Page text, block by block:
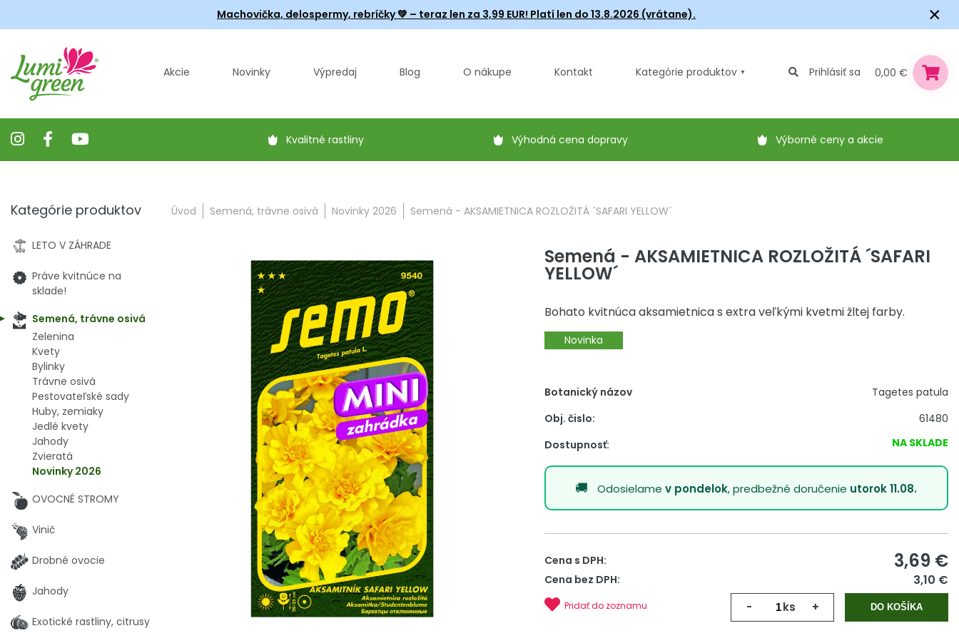
Machovička, delospermy, rebríčky💚 – teraz len za 3,99 EUR! Platí len do 13.8.2026 (vrátane). ×
Akcie Novinky Výpredaj Blog O nákupe Kontakt Kategórie produktov Prihlásiť sa 0,00 €
Kvalitné rastliny Výhodná cena dopravy Výborné ceny a akcie
Úvod Semená, trávne osivá Novinky 2026 Semená - AKSAMIETNICA ROZLOŽITÁ ´SAFARI YELLOW´
Semená - AKSAMIETNICA ROZLOŽITÁ ´SAFARI
YELLOW´
Bohato kvitnúca aksamietnica s extra veľkými kvetmi žltej farby.
Novinka
Botanický názov
Tagetes patula
Obj. čislo:
61480
Dostupnosť:
NA SKLADE
Odosielamev pondelok, predbežné doručenie utorok 11.08.
Cena s DPH: 3,69 €
Cena bez DPH: 3,10 €
- ks + DO KOŠÍKA
Pridať do zoznamu
Kategórie produktov
LETO V ZÁHRADE
Práve kvitnúce na
sklade!
Semená, trávne osivá
Zelenina
Kvety
Bylinky
Trávne osivá
Pestovateľské sady
Huby, zemiaky
Jedlé kvety
Jahody
Zvieratá
Novinky 2026
OVOCNÉ STROMY
Vinič
Drobné ovocie
Jahody
Exotické rastliny, citrusy